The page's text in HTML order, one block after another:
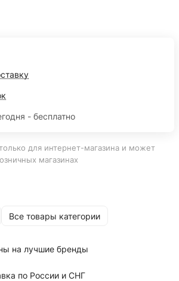
- бесплатно
для интернет-магазина и может
магазинах
Все товары категории
на лучшие бренды
по России и СНГ